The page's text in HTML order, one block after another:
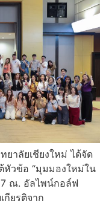
าลัยเชียงใหม่ ได้จัด
หัวข้อ “มุมมองใหม่ใน
ณ. อัลไพน์กอล์ฟ
กียรติจาก